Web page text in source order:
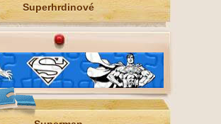
Superhrdinové